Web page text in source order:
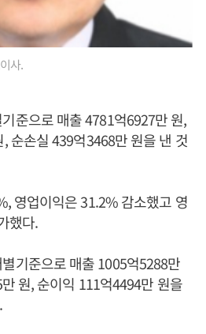
사.
준으로 매출 4781억6927만 원,
순손실 439억3468만 원을 낸 것
영업이익은 31.2% 감소했고 영
했다.
기준으로 매출 1005억5288만
원, 순이익 111억4494만 원을